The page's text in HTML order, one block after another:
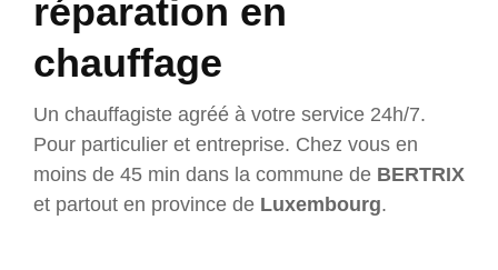
réparation en
chauffage
Un chauffagiste agréé à votre service 24h/7.
Pour particulier et entreprise. Chez vous en
moins de 45 min dans la commune de BERTRIX
et partout en province de Luxembourg.